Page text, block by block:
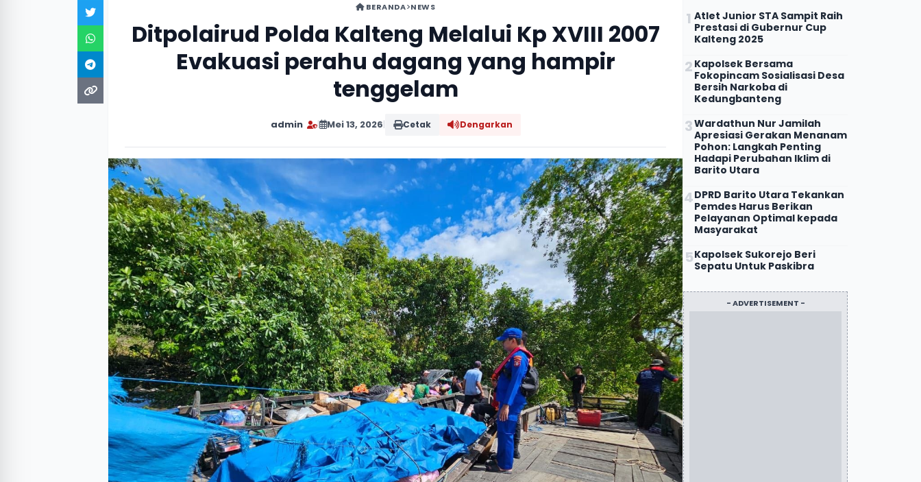
BERANDA NEWS
‎Ditpolairud Polda Kalteng Melalui Kp XVIII 2007
Evakuasi perahu dagang yang hampir
tenggelam
admin | Mei 13, 2026 Cetak Dengarkan
Atlet Junior STA Sampit Raih
Prestasi di Gubernur Cup
Kalteng 2025
Kapolsek Bersama
Fokopincam Sosialisasi Desa
Bersih Narkoba di
Kedungbanteng
Wardathun Nur Jamilah
Apresiasi Gerakan Menanam
Pohon: Langkah Penting
Hadapi Perubahan Iklim di
Barito Utara
DPRD Barito Utara Tekankan
Pemdes Harus Berikan
Pelayanan Optimal kepada
Masyarakat
Kapolsek Sukorejo Beri
Sepatu Untuk Paskibra
- ADVERTISEMENT -